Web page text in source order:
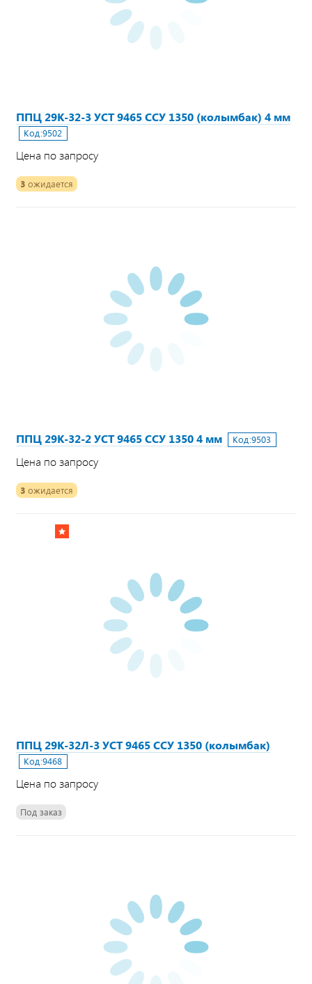
ППЦ 29К-32-3 УСТ 9465 ССУ 1350 (колымбак) 4 мм
Код:9502
Цена по запросу
3 ожидается
ППЦ 29К-32-2 УСТ 9465 ССУ 1350 4 мм Код:9503
Цена по запросу
3 ожидается
ППЦ 29К-32Л-3 УСТ 9465 ССУ 1350 (колымбак)
Код:9468
Цена по запросу
Под заказ